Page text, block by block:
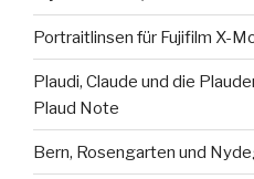
Portraitlinsen für Fujifilm X-
Plaudi, Claude und die
Plaud Note
Bern, Rosengarten und